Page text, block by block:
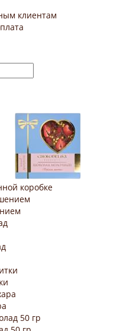
клиентам
коробке